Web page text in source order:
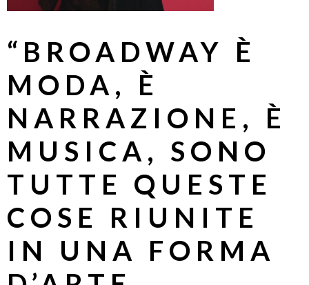
“BROADWAY È
MODA, È
NARRAZIONE, È
MUSICA, SONO
TUTTE QUESTE
COSE RIUNITE
IN UNA FORMA